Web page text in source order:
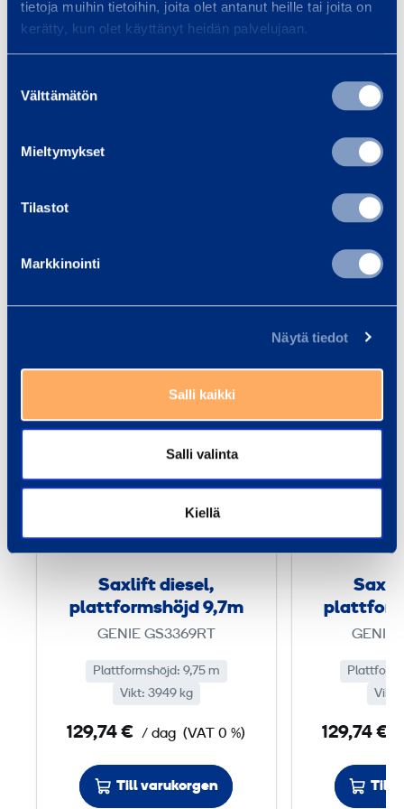
tietoja muihin tietoihin, joita olet antanut heille tai joita on
kerätty, kun olet käyttänyt heidän palvelujaan.
valinta
Välttämätön
Mieltymykset
Tilastot
Markkinointi
Näytä tiedot
Salli kaikki
Salli valinta
Kiellä
Plattform bredd
3,37 m
Säkerhet
S
x
f
d
s
e
p
l
Saxlift diesel,
plattformshöjd 9,7m
GENIE GS3369RT
Plattformshöjd: 9,75 m
Vikt: 3949 kg
129,74 € / dag (VAT 0 %)
Till varukorgen
GENIE
Vikt:
129,74 €
Till